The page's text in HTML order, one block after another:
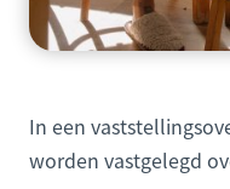
In een
worden vastgelegd